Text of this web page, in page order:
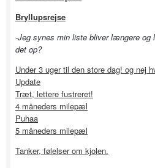
Bryllupsrejse
-Jeg synes min liste bliver længere og
det op?
Under 3 uger til den store dag! og nej
Update
Træt, lettere fustreret!
4 måneders milepæl
Puhaa
5 måneders milepæl
Tanker, følelser om kjolen.